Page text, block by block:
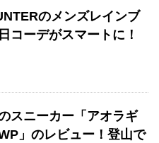
のメンズレインブ
コーデがスマートに！
スニーカー「アオラギ
」のレビュー！登山で